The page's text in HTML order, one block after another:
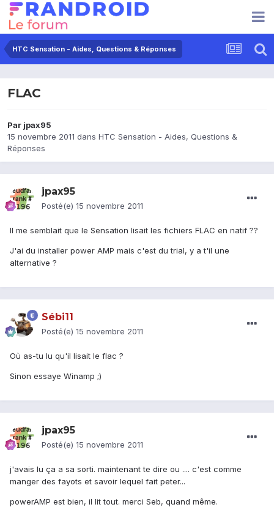
HTC Sensation - Aides, Questions & Réponses
FLAC
Par jpax95
15 novembre 2011 dans HTC Sensation - Aides, Questions &
Réponses
jpax95
Posté(e) 15 novembre 2011
Il me semblait que le Sensation lisait les fichiers FLAC en natif ??
J'ai du installer power AMP mais c'est du trial, y a t'il une
alternative ?
Sébi11
Posté(e) 15 novembre 2011
Où as-tu lu qu'il lisait le flac ?
Sinon essaye Winamp ;)
jpax95
Posté(e) 15 novembre 2011
j'avais lu ça a sa sorti. maintenant te dire ou .... c'est comme
manger des fayots et savoir lequel fait peter...
powerAMP est bien, il lit tout. merci Seb, quand même.